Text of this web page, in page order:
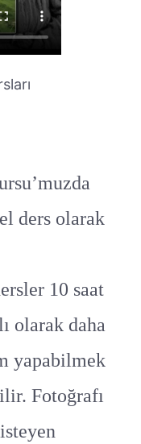
ders olarak
10 saat
olarak daha
yapabilmek
Fotoğrafı